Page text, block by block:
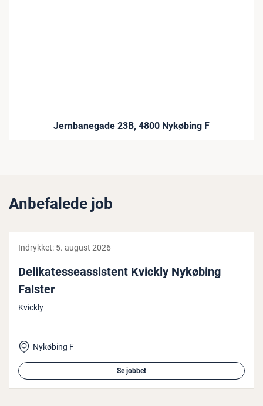
Jernbanegade 23B, 4800 Nykøbing F
Anbefalede job
Indrykket: 5. august 2026
De­li­ka­tes­seas­si­stent Kvickly Nykøbing
Falster
Kvickly
Nykøbing F
Se jobbet